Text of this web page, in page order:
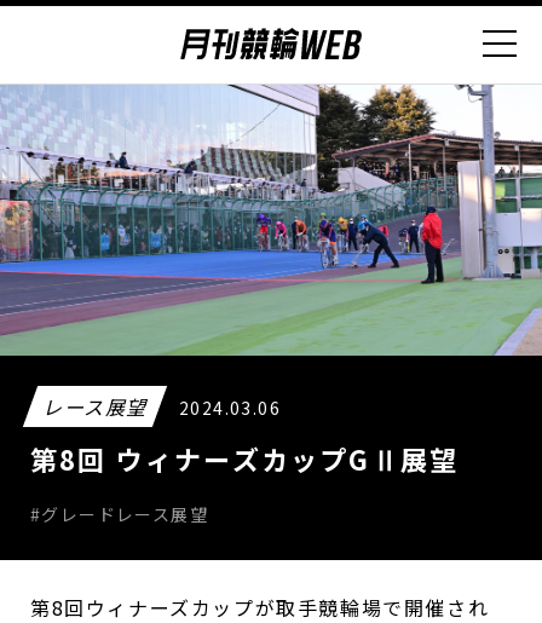
レース展望 2024.03.06
第8回 ウィナーズカップGⅡ展望
#グレードレース展望
第8回ウィナーズカップが取手競輪場で開催され